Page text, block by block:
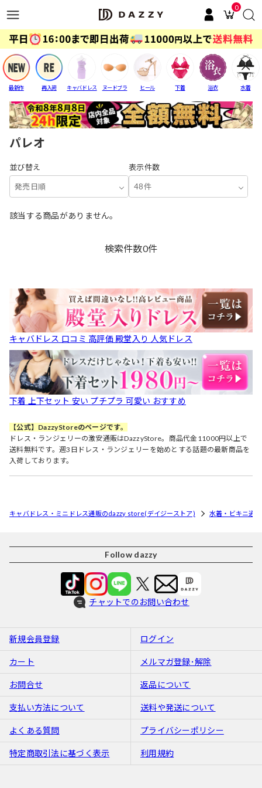
0
最新作 再入荷 キャバドレス ヌードブラ ヒール 下着 浴衣 水着
パレオ
並び替え
発売日順
表示件数
48件
該当する商品がありません。
検索件数0件
キャバドレス 口コミ 高評価 殿堂入り 人気ドレス
下着 上下セット 安い プチプラ 可愛い おすすめ
【公式】DazzyStoreのページです。
ドレス・ランジェリーの激安通販はDazzyStore。商品代金11000円以上で
送料無料です。週3日ドレス・ランジェリーを始めとする話題の最新商品を
入荷しております。
キャバドレス・ミニドレス通販のdazzy store(デイジーストア) 水着・ビキニ通販
Follow dazzy
チャットでのお問い合わせ
新規会員登録 ログイン
カート メルマガ登録･解除
お問合せ 返品について
支払い方法について 送料や発送について
よくある質問 プライバシーポリシー
特定商取引法に基づく表示 利用規約